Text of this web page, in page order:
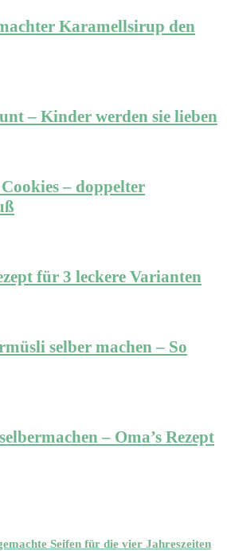
Karamellsirup den
– Kinder werden sie lieben
– doppelter
für 3 leckere Varianten
selber machen – So
– Oma’s Rezept
Seifen für die vier Jahreszeiten